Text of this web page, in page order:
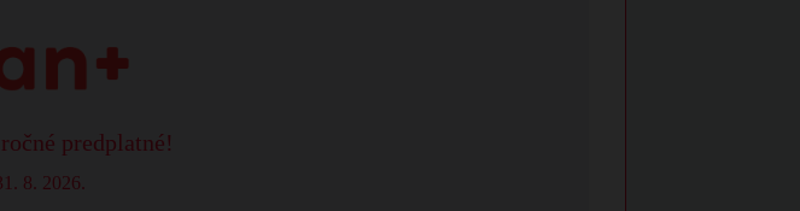
predplatné!
8. 2026.